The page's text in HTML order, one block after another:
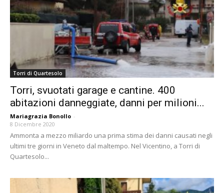
Torri di Quartesolo
Torri, svuotati garage e cantine. 400
abitazioni danneggiate, danni per milioni...
Mariagrazia Bonollo -
8 Dicembre 2020
Ammonta a mezzo miliardo una prima stima dei danni causati negli
ultimi tre giorni in Veneto dal maltempo. Nel Vicentino, a Torri di
Quartesolo...